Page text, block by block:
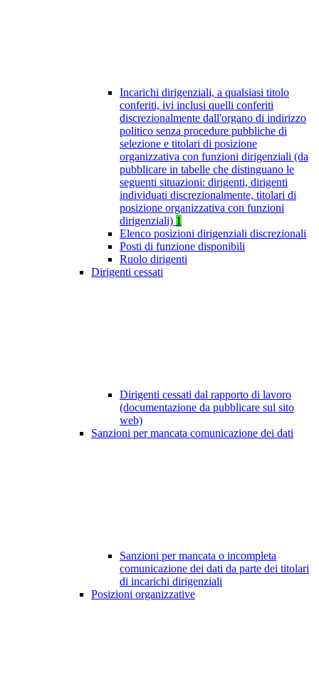
Incarichi dirigenziali, a qualsiasi titolo
conferiti, ivi inclusi quelli conferiti
discrezionalmente dall'organo di indirizzo
politico senza procedure pubbliche di
selezione e titolari di posizione
organizzativa con funzioni dirigenziali (da
pubblicare in tabelle che distinguano le
seguenti situazioni: dirigenti, dirigenti
individuati discrezionalmente, titolari di
posizione organizzativa con funzioni
dirigenziali) 1
Elenco posizioni dirigenziali discrezionali
Posti di funzione disponibili
Ruolo dirigenti
Dirigenti cessati
Dirigenti cessati dal rapporto di lavoro
(documentazione da pubblicare sul sito
web)
Sanzioni per mancata comunicazione dei dati
Sanzioni per mancata o incompleta
comunicazione dei dati da parte dei titolari
di incarichi dirigenziali
Posizioni organizzative